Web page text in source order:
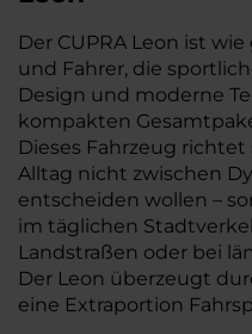
Der CUPRA Leon ist
und Fahrer, die
Design und moderne
kompakten
Dieses Fahrzeug richtet
Alltag nicht zwischen
entscheiden wollen –
im täglichen
Landstraßen oder bei
Der Leon überzeugt
eine Extraportion